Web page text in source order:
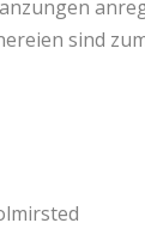
sind